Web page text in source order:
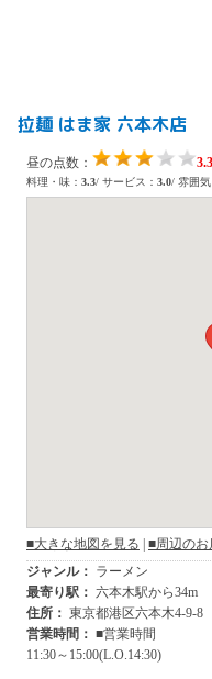
拉麺 はま家 六本木店